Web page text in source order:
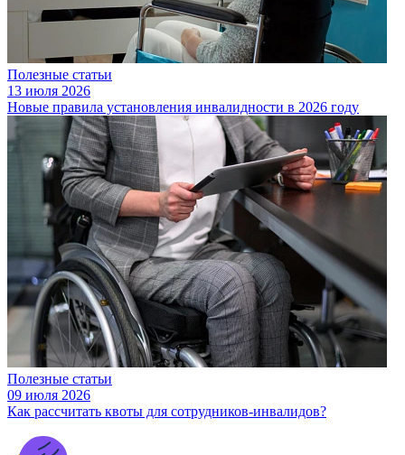
Полезные статьи
13 июля 2026
Новые правила установления инвалидности в 2026 году
Полезные статьи
09 июля 2026
Как рассчитать квоты для сотрудников-инвалидов?